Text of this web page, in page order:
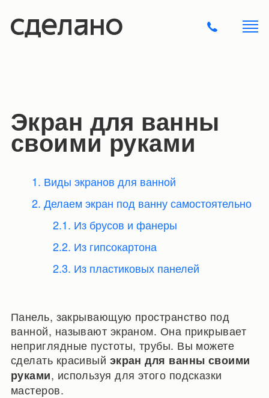
Экран для ванны
своими руками
1. Виды экранов для ванной
2. Делаем экран под ванну самостоятельно
2.1. Из брусов и фанеры
2.2. Из гипсокартона
2.3. Из пластиковых панелей
Панель, закрывающую пространство под
ванной, называют экраном. Она прикрывает
неприглядные пустоты, трубы. Вы можете
сделать красивый экран для ванны своими
руками, используя для этого подсказки
мастеров.